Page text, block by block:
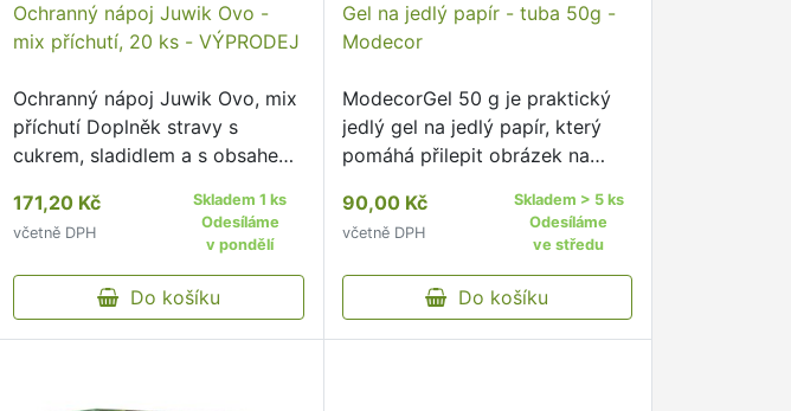
Ochranný nápoj Juwik Ovo -
mix příchutí, 20 ks - VÝPRODEJ
Ochranný nápoj Juwik Ovo, mix
příchutí Doplněk stravy s
cukrem, sladidlem a s obsahem
taurin, cholin a fosfor V každém
sáčku najdete směs s ovocnou
příchutí pro přípravu …
171,20 Kč
včetně DPH
Skladem 1 ks
Odesíláme
v pondělí
Do košíku
Gel na jedlý papír - tuba 50g -
Modecor
ModecorGel 50 g je praktický
jedlý gel na jedlý papír, který
pomáhá přilepit obrázek na
ochránit ho před vlhkostí z
krému nebo potahové hmoty.
90,00 Kč
včetně DPH
Skladem > 5 ks
Odesíláme
ve středu
Do košíku